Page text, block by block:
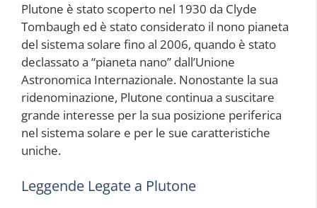
Plutone è stato scoperto nel 1930 da Clyde
Tombaugh ed è stato considerato il nono pianeta
del sistema solare fino al 2006, quando è stato
declassato a “pianeta nano” dall’Unione
Astronomica Internazionale. Nonostante la sua
ridenominazione, Plutone continua a suscitare
grande interesse per la sua posizione periferica
nel sistema solare e per le sue caratteristiche
uniche.
Leggende Legate a Plutone